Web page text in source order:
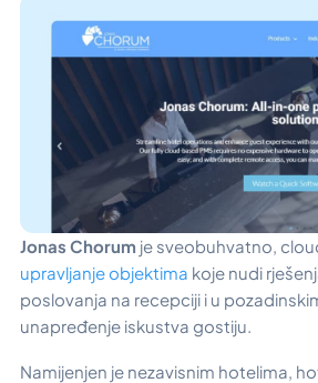
Jonas Chorum je sveobuhvatno,
upravljanje objektima koje nudi
poslovanja na recepciji i u
unapređenje iskustva gostiju.
Namijenjen je nezavisnim hotelima,